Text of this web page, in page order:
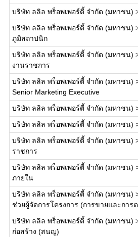
บริษัท ลลิล พร็อพเพอร์ตี้ จำกัด (มหาชน)
บริษัท ลลิล พร็อพเพอร์ตี้ จำกัด (มหาชน)
ภูมิสถาปนิก
บริษัท ลลิล พร็อพเพอร์ตี้ จำกัด (มหาชน)
งานราชการ
บริษัท ลลิล พร็อพเพอร์ตี้ จำกัด (มหาชน)
Senior Marketing Executive
บริษัท ลลิล พร็อพเพอร์ตี้ จำกัด (มหาชน)
บริษัท ลลิล พร็อพเพอร์ตี้ จำกัด (มหาชน)
บริษัท ลลิล พร็อพเพอร์ตี้ จำกัด (มหาชน)
ราชการ
บริษัท ลลิล พร็อพเพอร์ตี้ จำกัด (มหาชน)
ภายใน
บริษัท ลลิล พร็อพเพอร์ตี้ จำกัด (มหาชน)
ช่วยผู้จัดการโครงการ (การขายและการ
บริษัท ลลิล พร็อพเพอร์ตี้ จำกัด (มหาชน)
ก่อสร้าง (สนญ)